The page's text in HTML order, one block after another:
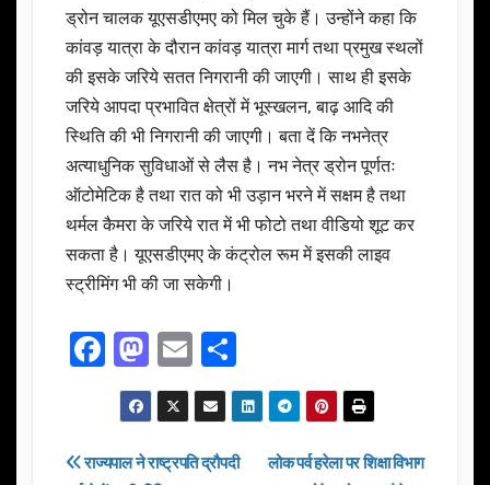
ड्रोन चालक यूएसडीएमए को मिल चुके हैं। उन्होंने कहा कि
कांवड़ यात्रा के दौरान कांवड़ यात्रा मार्ग तथा प्रमुख स्थलों
की इसके जरिये सतत निगरानी की जाएगी। साथ ही इसके
जरिये आपदा प्रभावित क्षेत्रों में भूस्खलन, बाढ़ आदि की
स्थिति की भी निगरानी की जाएगी। बता दें कि नभनेत्र
अत्याधुनिक सुविधाओं से लैस है। नभ नेत्र ड्रोन पूर्णतः
ऑटोमेटिक है तथा रात को भी उड़ान भरने में सक्षम है तथा
थर्मल कैमरा के जरिये रात में भी फोटो तथा वीडियो शूट कर
सकता है। यूएसडीएमए के कंट्रोल रूम में इसकी लाइव
स्ट्रीमिंग भी की जा सकेगी।
F
a
c
e
M
a
st
o
E
m
ail
h
ar
e
Post
लोक पर्व हरेला पर शिक्षा विभाग
राज्यपाल ने राष्ट्रपति द्रौपदी